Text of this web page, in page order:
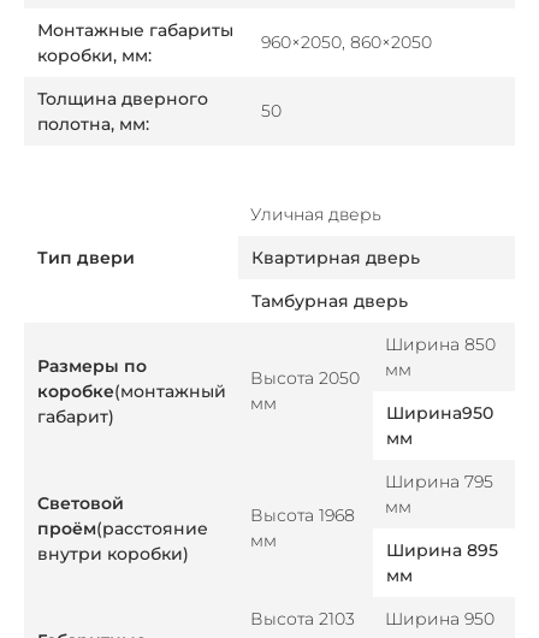
Монтажные габариты
коробки, мм:
960×2050, 860×2050
Толщина дверного
полотна, мм:
50
Тип двери
Уличная дверь
Квартирная дверь
Тамбурная дверь
Размеры по
коробке(монтажный
габарит)
Высота 2050
мм
Ширина 850
мм
Ширина950
мм
Световой
проём(расстояние
внутри коробки)
Высота 1968
мм
Ширина 795
мм
Ширина 895
мм
Высота 2103
Ширина 950